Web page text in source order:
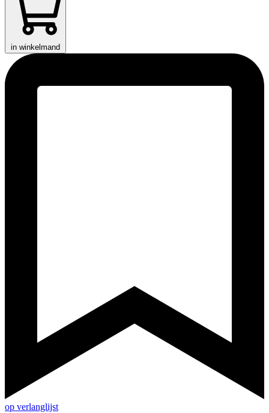
in winkelmand
op verlanglijst